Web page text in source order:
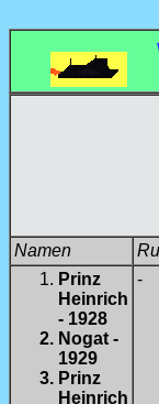
Namen
Prinz
Heinrich
- 1928
Nogat -
1929
Prinz
Heinrich
-